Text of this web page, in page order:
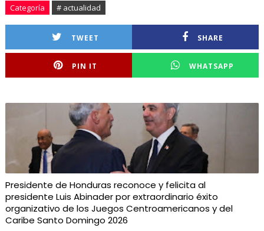
Categoría # actualidad
TWEET SHARE
PIN IT WHATSAPP
Presidente de Honduras reconoce y felicita al
presidente Luis Abinader por extraordinario éxito
organizativo de los Juegos Centroamericanos y del
Caribe Santo Domingo 2026